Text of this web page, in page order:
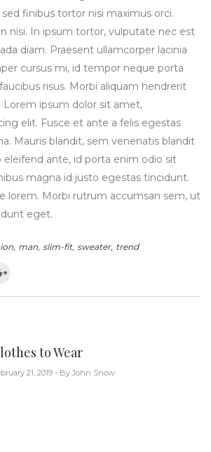
sed finibus tortor nisi maximus orci.
nisi. In ipsum tortor, vulputate nec est
diam. Praesent ullamcorper lacinia
cursus mi, id tempor neque porta
risus. Morbi aliquam hendrerit
Lorem ipsum dolor sit amet,
elit. Fusce et ante a felis egestas
Mauris blandit, sem venenatis blandit
eleifend ante, id porta enim odio sit
magna id justo egestas tincidunt.
lorem. Morbi rutrum accumsan sem, ut
eget.
man, slim-fit, sweater, trend
to Wear
21, 2019 - By John Snow